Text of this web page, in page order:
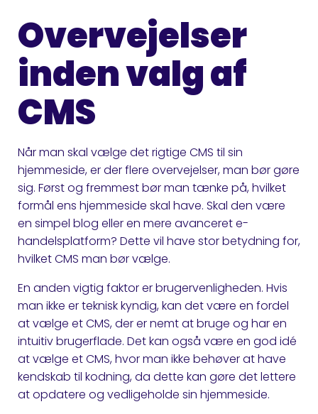
Overvejelser
inden valg af
CMS
Når man skal vælge det rigtige CMS til sin
hjemmeside, er der flere overvejelser, man bør gøre
sig. Først og fremmest bør man tænke på, hvilket
formål ens hjemmeside skal have. Skal den være
en simpel blog eller en mere avanceret e-
handelsplatform? Dette vil have stor betydning for,
hvilket CMS man bør vælge.
En anden vigtig faktor er brugervenligheden. Hvis
man ikke er teknisk kyndig, kan det være en fordel
at vælge et CMS, der er nemt at bruge og har en
intuitiv brugerflade. Det kan også være en god idé
at vælge et CMS, hvor man ikke behøver at have
kendskab til kodning, da dette kan gøre det lettere
at opdatere og vedligeholde sin hjemmeside.